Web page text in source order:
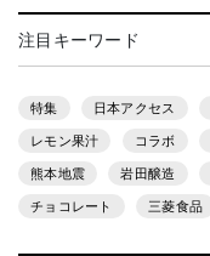
注目キーワード
特集 日本アクセス
レモン果汁 コラボ
熊本地震 岩田醸造
チョコレート 三菱食品